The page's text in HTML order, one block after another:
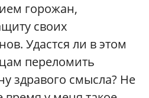
горожан,
своих
Удастся ли в этом
переломить
здравого смысла? Не